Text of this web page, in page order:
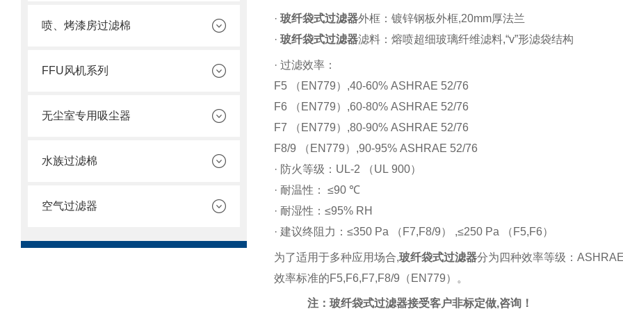
喷、烤漆房过滤棉
FFU风机系列
无尘室专用吸尘器
水族过滤棉
空气过滤器
· 玻纤袋式过滤器外框：镀锌钢板外框,20mm厚法兰
· 玻纤袋式过滤器滤料：熔喷超细玻璃纤维滤料,“v”形滤袋结构
· 过滤效率：
F5
（ EN779） ,40-60% ASHRAE 52/76
F6
（ EN779） ,60-80% ASHRAE 52/76
F7
（ EN779） ,80-90% ASHRAE 52/76
F8/9
（ EN779） ,90-95% ASHRAE 52/76
· 防火等级： UL-2 （UL 900）
· 耐温性： ≤90 ℃
· 耐湿性： ≤95% RH
· 建议终阻力： ≤350 Pa （ F7,F8/9） ,≤250 Pa （ F5,F6）
为了适用于多种应用场合,玻纤袋式过滤器分为四种效率等级：
效率标准的F5,F6,F7,F8/9 （ EN779）。
注： 玻纤袋式过滤器接受客户非标定做,咨询！